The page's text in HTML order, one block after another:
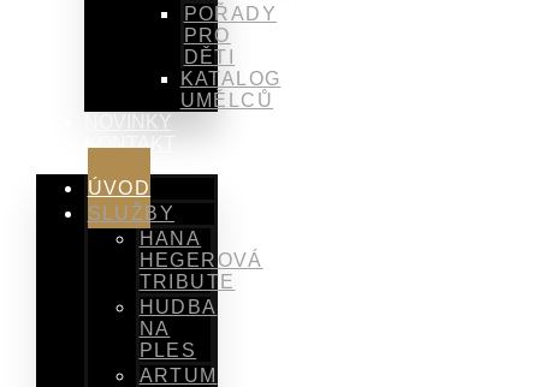
POŘADY
PRO
DĚTI
KATALOG
UMĚLCŮ
NOVINKY
KONTAKT
ÚVOD
SLUŽBY
HANA
HEGEROVÁ
TRIBUTE
HUDBA
NA
PLES
ARTUM